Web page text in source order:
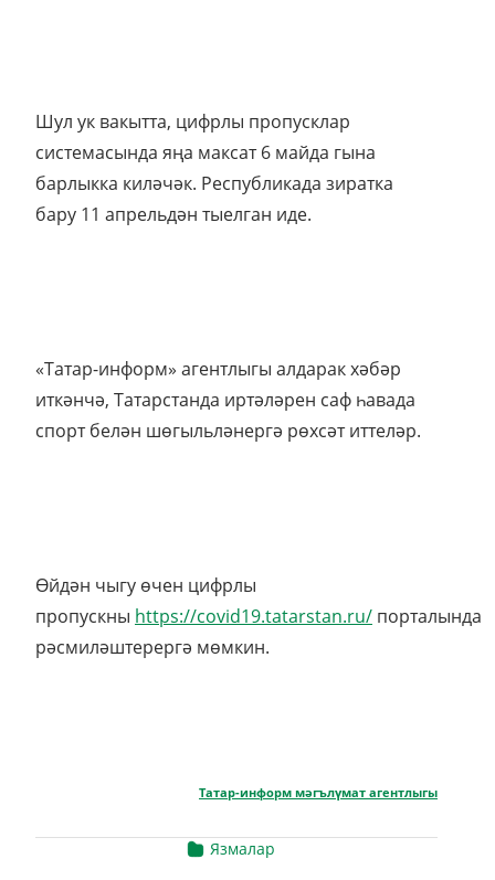
Шул ук вакытта, цифрлы пропусклар
системасында яңа максат 6 майда гына
барлыкка киләчәк. Республикада зиратка
бару 11 апрельдән тыелган иде.
«Татар-информ» агентлыгы алдарак хәбәр
иткәнчә, Татарстанда иртәләрен саф һавада
спорт белән шөгыльләнергә рөхсәт иттеләр.
Өйдән чыгу өчен цифрлы
пропускны https://covid19.tatarstan.ru/ порталында
рәсмиләштерергә мөмкин.
Татар-информ мәгълүмат агентлыгы
Язмалар